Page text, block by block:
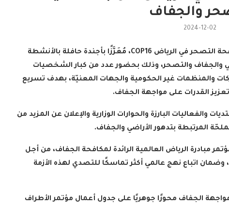
والجفاف
2024-12-02
التصحر في الرياض
، مُعَزَّزًا بأجندة حافلة بالأنشطة
والجفاف والتصحر، وذلك بحضور عدد من كبار الشخصيات
والمنظمات غير الحكومية والجهات المعنيّة، بهدف تسريع
القدرات على مواجهة الجفاف.
والفعاليات البارزة والحوارات الوزارية والإعلان عن المزيد من
المرتبطة بتدهور الأراضي والجفاف.
مبادرة الرياض العالمية الرائدة لمكافحة الجفاف، من أجل
وضمان اتباع نهج عالمي أكثر تماسكًا للتصدي لهذه الأزمة
الجفاف محورًا جوهريًا على جدول أعمال مؤتمر الأطراف